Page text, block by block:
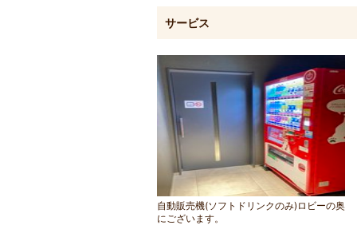
サービス
自動販売機(ソフトドリンクのみ)ロビーの奥
にございます。